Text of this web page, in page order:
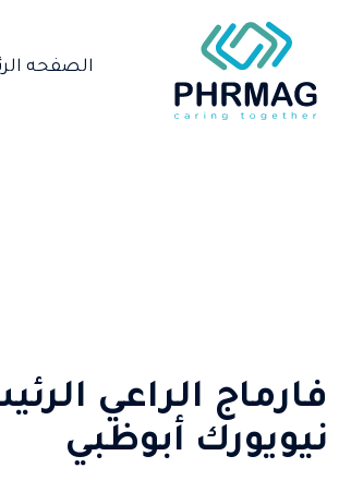
الصفحه
فارماج الراعي
نيويورك أبوظبي